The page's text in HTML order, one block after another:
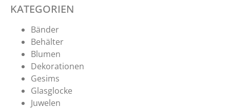
KATEGORIEN
Bänder
Behälter
Blumen
Dekorationen
Gesims
Glasglocke
Juwelen